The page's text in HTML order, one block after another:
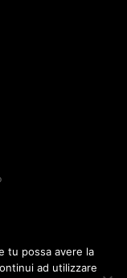
tu possa avere la
ad utilizzare